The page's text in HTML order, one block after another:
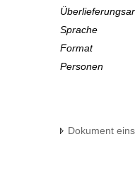
Sprache
Format
Personen
Dokument